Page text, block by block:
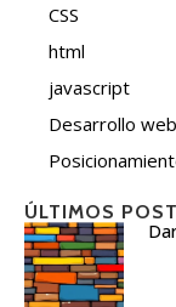
CSS
html
javascript
Desarrollo web
ÚLTIMOS